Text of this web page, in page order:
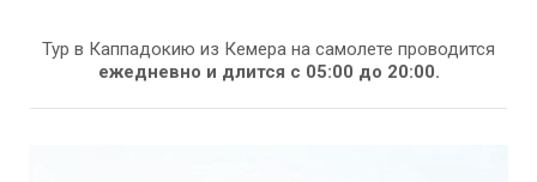
Тур в Каппадокию из Кемера на самолете проводится
ежедневно и длится с 05:00 до 20:00.